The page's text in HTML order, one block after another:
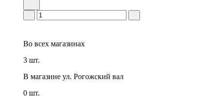
Во всех магазинах
3 шт.
В магазине ул. Рогожский вал
0 шт.